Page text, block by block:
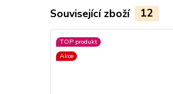
Související zboží 12
TOP produkt
Akce